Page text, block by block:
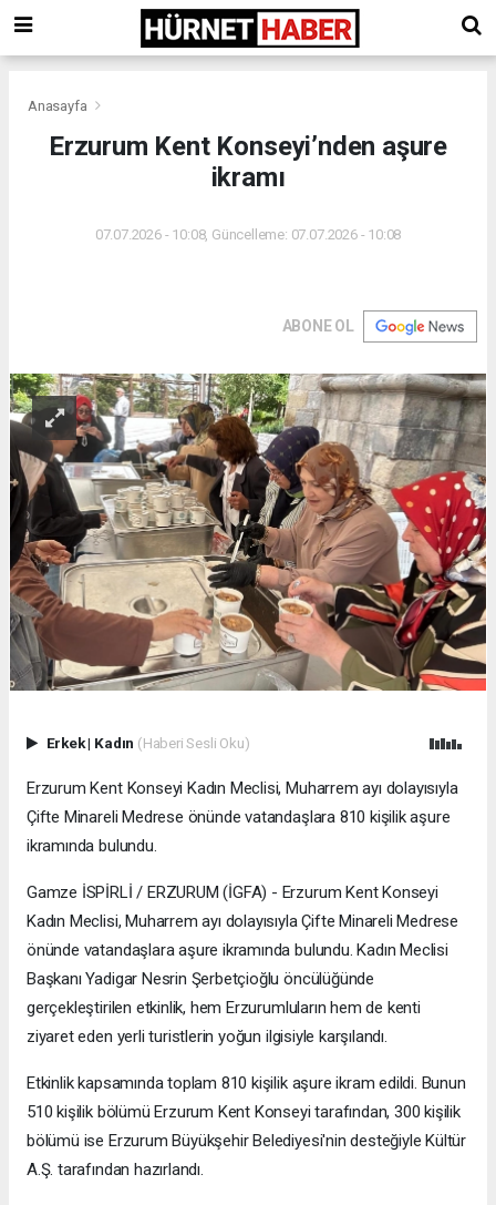
Anasayfa
Erzurum Kent Konseyi’nden aşure
ikramı
07.07.2026 - 10:08, Güncelleme: 07.07.2026 - 10:08
ABONE OL
Erkek| Kadın (Haberi Sesli Oku)
Erzurum Kent Konseyi Kadın Meclisi, Muharrem ayı dolayısıyla
Çifte Minareli Medrese önünde vatandaşlara 810 kişilik aşure
ikramında bulundu.
Gamze İSPİRLİ / ERZURUM (İGFA) - Erzurum Kent Konseyi
Kadın Meclisi, Muharrem ayı dolayısıyla Çifte Minareli Medrese
önünde vatandaşlara aşure ikramında bulundu. Kadın Meclisi
Başkanı Yadigar Nesrin Şerbetçioğlu öncülüğünde
gerçekleştirilen etkinlik, hem Erzurumluların hem de kenti
ziyaret eden yerli turistlerin yoğun ilgisiyle karşılandı.
Etkinlik kapsamında toplam 810 kişilik aşure ikram edildi. Bunun
510 kişilik bölümü Erzurum Kent Konseyi tarafından, 300 kişilik
bölümü ise Erzurum Büyükşehir Belediyesi'nin desteğiyle Kültür
A.Ş. tarafından hazırlandı.